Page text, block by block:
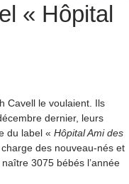
« Hôpital
Cavell le voulaient. Ils
dernier, leurs
du label « Hôpital Ami des
des nouveau-nés et
3075 bébés l’année